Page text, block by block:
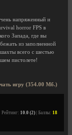
напряженный и
horror FPS в
Запада, где вы
из заполненной
всего с шестью
пистолете!
игру (354.00 Мб.)
Рейтинг: 10.0 (2) | Баллы: 18